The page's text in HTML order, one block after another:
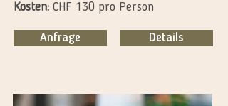
Kosten: CHF 130 pro Person
Anfrage Details